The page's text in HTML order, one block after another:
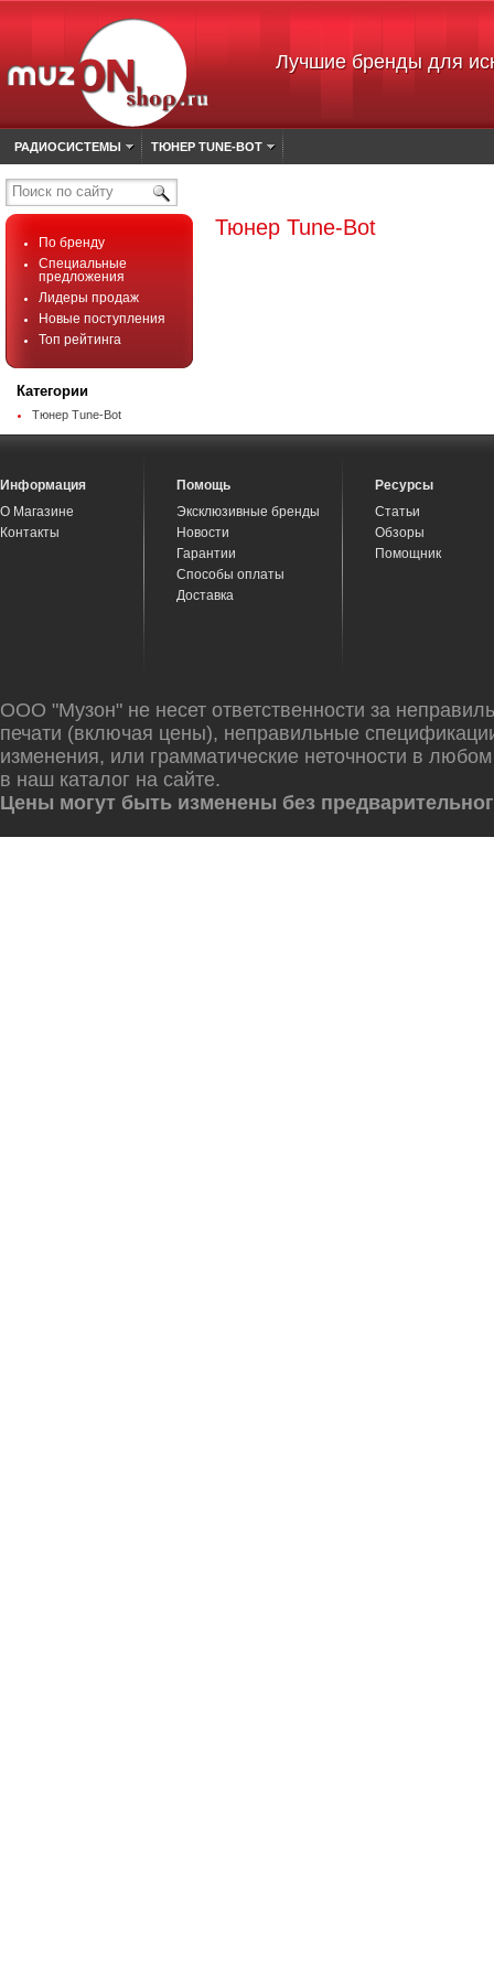
Лучшие бренды для
РАДИОСИСТЕМЫ ТЮНЕР TUNE-BOT
Поиск по сайту
По бренду
Специальные
предложения
Лидеры продаж
Новые поступления
Топ рейтинга
Категории
Тюнер Tune-Bot
Тюнер Tune-Bot
Информация
О Магазине
Контакты
Помощь
Эксклюзивные бренды
Новости
Гарантии
Способы оплаты
Доставка
Ресурсы
Статьи
Обзоры
Помощник
ООО "Музон" не несет ответственности за
печати (включая цены), неправильные
изменения, или грамматические неточности в
в наш каталог на сайте.
Цены могут быть изменены без